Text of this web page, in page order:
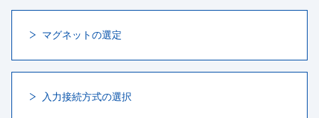
マグネットの選定
入力接続方式の選択